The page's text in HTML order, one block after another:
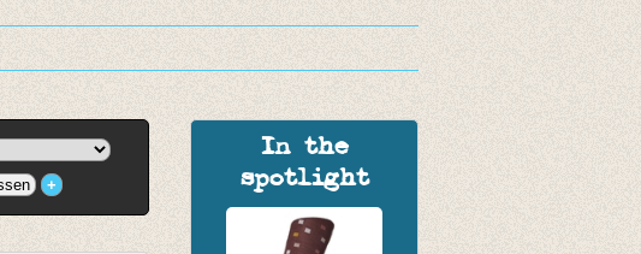
In the
spotlight